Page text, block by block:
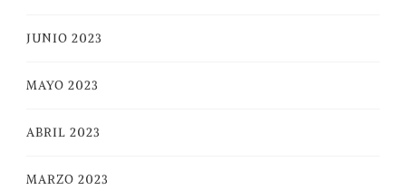
JUNIO 2023
MAYO 2023
ABRIL 2023
MARZO 2023